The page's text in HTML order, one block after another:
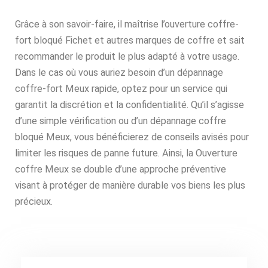
Grâce à son savoir-faire, il maîtrise l’ouverture coffre-
fort bloqué Fichet et autres marques de coffre et sait
recommander le produit le plus adapté à votre usage.
Dans le cas où vous auriez besoin d’un dépannage
coffre-fort Meux rapide, optez pour un service qui
garantit la discrétion et la confidentialité. Qu’il s’agisse
d’une simple vérification ou d’un dépannage coffre
bloqué Meux, vous bénéficierez de conseils avisés pour
limiter les risques de panne future. Ainsi, la Ouverture
coffre Meux se double d’une approche préventive
visant à protéger de manière durable vos biens les plus
précieux.